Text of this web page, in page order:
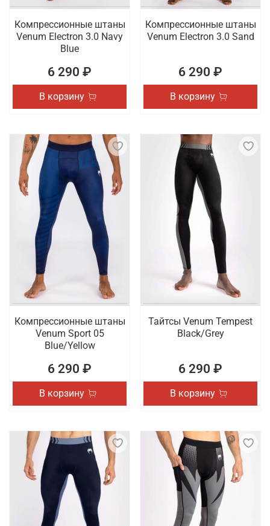
Компрессионные штаны
Venum Electron 3.0 Navy
Blue
6 290 ₽
В корзину
Компрессионные штаны
Venum Electron 3.0 Sand
6 290 ₽
В корзину
Компрессионные штаны
Venum Sport 05
Blue/Yellow
6 290 ₽
В корзину
Тайтсы Venum Tempest
Black/Grey
6 290 ₽
В корзину